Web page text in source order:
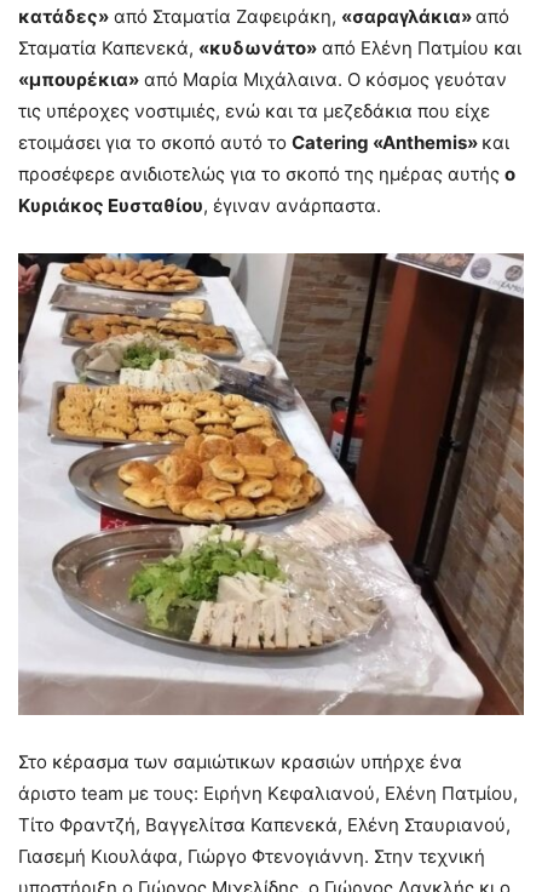
κατάδες» από Σταματία Ζαφειράκη, «σαραγλάκια»από
Σταματία Καπενεκά, «κυδωνάτο» από Ελένη Πατμίου και
«μπουρέκια» από Μαρία Μιχάλαινα. Ο κόσμος γευόταν
τις υπέροχες νοστιμιές, ενώ και τα μεζεδάκια που είχε
ετοιμάσει για το σκοπό αυτό το Catering «Anthemis» και
προσέφερε ανιδιοτελώς για το σκοπό της ημέρας αυτής ο
Κυριάκος Ευσταθίου, έγιναν ανάρπαστα.
Στο κέρασμα των σαμιώτικων κρασιών υπήρχε ένα
άριστο team με τους: Ειρήνη Κεφαλιανού, Ελένη Πατμίου,
Τίτο Φραντζή, Βαγγελίτσα Καπενεκά, Ελένη Σταυριανού,
Γιασεμή Κιουλάφα, Γιώργο Φτενογιάννη. Στην τεχνική